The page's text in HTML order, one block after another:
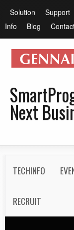
メ
イ
ン
ニ
ー
Solution Support
Info
Blog
Next
o
TECHINFO
RECRUIT